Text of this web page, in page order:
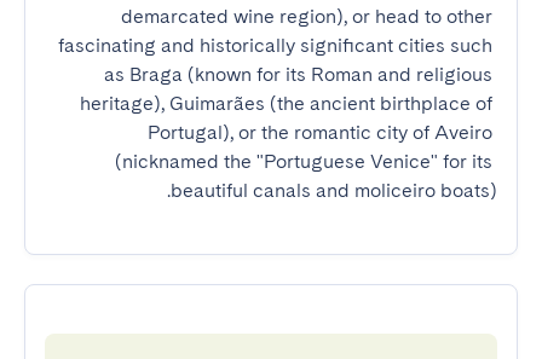
demarcated wine region), or head to other
fascinating and historically significant cities such
as Braga (known for its Roman and religious
heritage), Guimarães (the ancient birthplace of
Portugal), or the romantic city of Aveiro
(nicknamed the "Portuguese Venice" for its
beautiful canals and moliceiro boats).